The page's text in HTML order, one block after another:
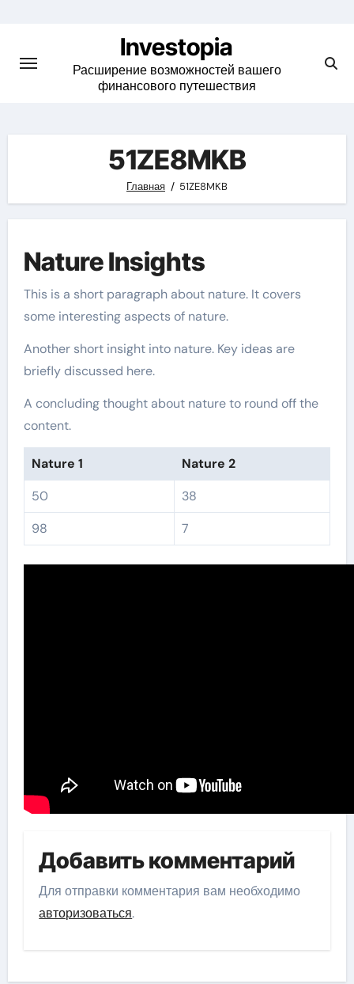
content
Investopia
Расширение возможностей вашего
финансового путешествия
51ZE8MKB
Главная 51ZE8MKB
Nature Insights
This is a short paragraph about nature. It covers
some interesting aspects of nature.
Another short insight into nature. Key ideas are
briefly discussed here.
A concluding thought about nature to round off the
content.
Nature 1
Nature 2
50
38
98
7
Добавить комментарий
Для отправки комментария вам необходимо
авторизоваться.